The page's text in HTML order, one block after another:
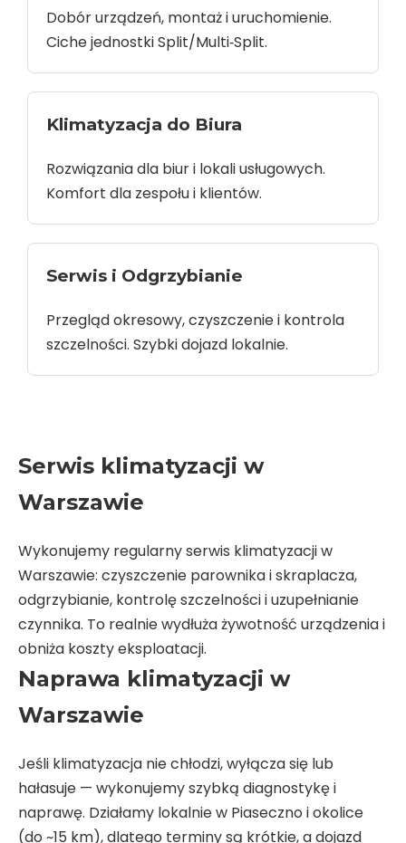
Dobór urządzeń, montaż i uruchomienie.
Ciche jednostki Split/Multi‑Split.
Klimatyzacja do Biura
Rozwiązania dla biur i lokali usługowych.
Komfort dla zespołu i klientów.
Serwis i Odgrzybianie
Przegląd okresowy, czyszczenie i kontrola
szczelności. Szybki dojazd lokalnie.
Serwis klimatyzacji w
Warszawie
Wykonujemy regularny serwis klimatyzacji w
Warszawie: czyszczenie parownika i skraplacza,
odgrzybianie, kontrolę szczelności i uzupełnianie
czynnika. To realnie wydłuża żywotność urządzenia i
obniża koszty eksploatacji.
Naprawa klimatyzacji w
Warszawie
Jeśli klimatyzacja nie chłodzi, wyłącza się lub
hałasuje — wykonujemy szybką diagnostykę i
naprawę. Działamy lokalnie w Piaseczno i okolice
(do ~15 km), dlatego terminy są krótkie, a dojazd